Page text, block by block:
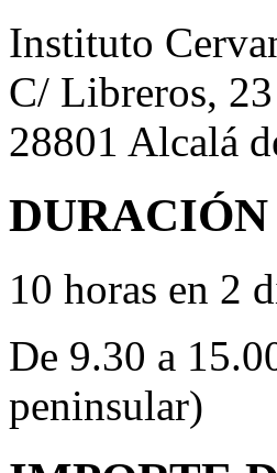
Instituto
C/ Libreros, 23
28801 Alcalá
10 horas en 2
De 9.30 a
peninsular)